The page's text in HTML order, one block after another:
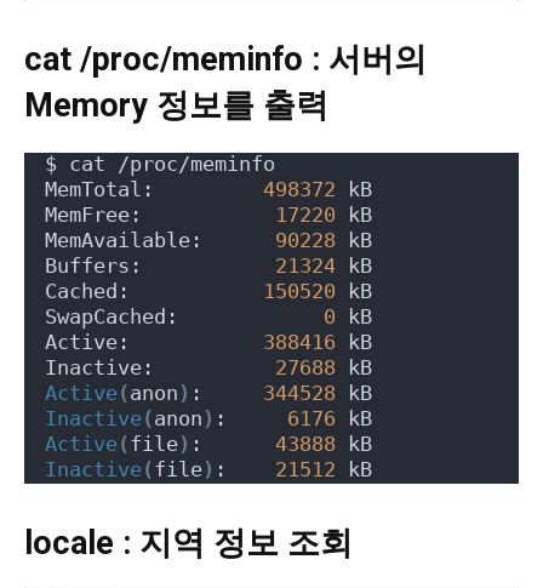
cat /proc/meminfo : 서버의
Memory 정보를 출력
$ cat /proc/meminfo
MemTotal: 498372 kB
MemFree: 17220 kB
MemAvailable: 90228 kB
Buffers: 21324 kB
Cached: 150520 kB
SwapCached: 0 kB
Active: 388416 kB
Inactive: 27688 kB
Active(anon ) : 344528 kB
Inactive(anon ) : 6176 kB
Active(file) : 43888 kB
Inactive(file) : 21512 kB
locale : 지역 정보 조회